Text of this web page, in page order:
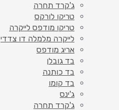
ג'קרד תחרה
טריקו לורקס
טריקו מודפס לייקרה
לייקרה מלמלה דו צדדי
אריג מודפס
בד גובלן
בד כותנה
בד קומו
ג'ינס
ג'קרד תחרה